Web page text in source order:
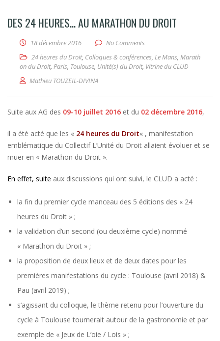
DES 24 HEURES… AU MARATHON DU DROIT
18 décembre 2016
No Comments
24 heures du Droit, Colloques & conférences, Le Mans, Marath
on du Droit, Paris, Toulouse, Unité(s) du Droit, Vitrine du CLUD
Mathieu TOUZEIL-DIVINA
Suite aux AG des 09-10 juillet 2016 et du 02 décembre 2016,
il a été acté que les « 24 heures du Droit« , manifestation
emblématique du Collectif L’Unité du Droit allaient évoluer et se
muer en « Marathon du Droit ».
En effet, suite aux discussions qui ont suivi, le CLUD a acté :
la fin du premier cycle manceau des 5 éditions des « 24
heures du Droit » ;
la validation d’un second (ou deuxième cycle) nommé
« Marathon du Droit » ;
la proposition de deux lieux et de deux dates pour les
premières manifestations du cycle : Toulouse (avril 2018) &
Pau (avril 2019) ;
s’agissant du colloque, le thème retenu pour l’ouverture du
cycle à Toulouse tournerait autour de la gastronomie et par
exemple de « Jeux de L’oie / Lois » ;